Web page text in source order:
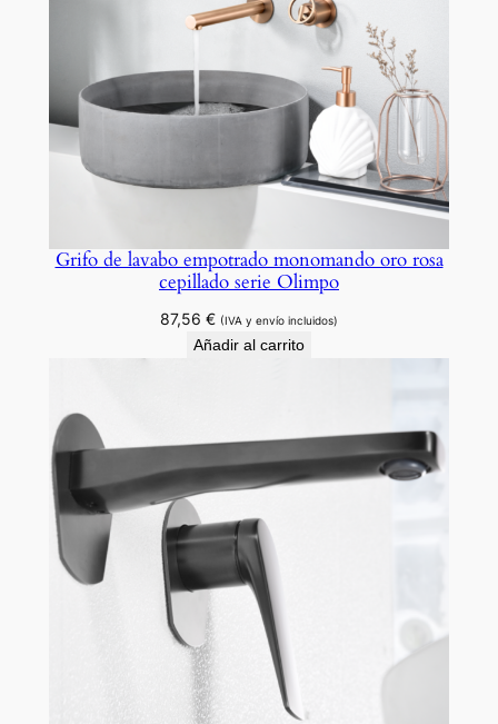
Grifo de lavabo empotrado monomando oro rosa
cepillado serie Olimpo
87,56 € (IVA y envío incluidos)
Añadir al carrito